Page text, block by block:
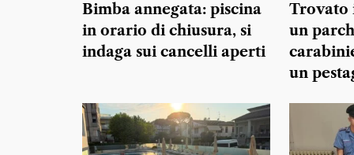
Bimba annegata: piscina
in orario di chiusura, si
indaga sui cancelli aperti
Trovato
un
un